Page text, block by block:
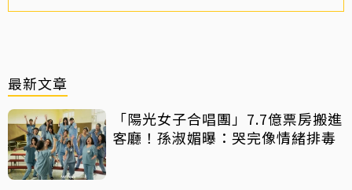
最新文章
「陽光女子合唱團」7.7億票房搬進
客廳！孫淑媚曝：哭完像情緒排毒